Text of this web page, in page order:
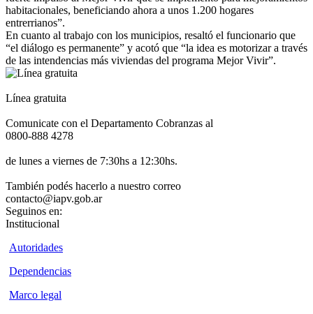
habitacionales, beneficiando ahora a unos 1.200 hogares
entrerrianos”.
En cuanto al trabajo con los municipios, resaltó el funcionario que
“el diálogo es permanente” y acotó que “la idea es motorizar a través
de las intendencias más viviendas del programa Mejor Vivir”.
Línea gratuita
Comunicate con el Departamento Cobranzas al
0800-888 4278
de lunes a viernes de 7:30hs a 12:30hs.
También podés hacerlo a nuestro correo
contacto@iapv.gob.ar
Seguinos en:
Institucional
Autoridades
Dependencias
Marco legal